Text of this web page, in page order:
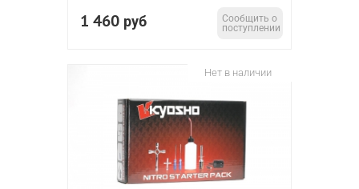
1 460 руб
Сообщить о
поступлении
Нет в наличии